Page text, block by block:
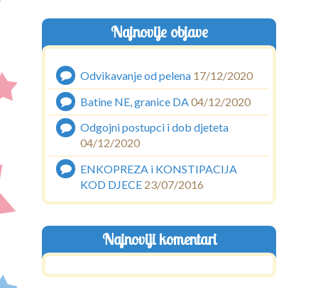
Najnovije objave
Odvikavanje od pelena 17/12/2020
Batine NE, granice DA04/12/2020
Odgojni postupci i dob djeteta
04/12/2020
ENKOPREZA i KONSTIPACIJA
KOD DJECE 23/07/2016
Najnoviji komentari